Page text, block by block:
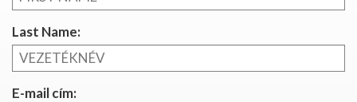
Last Name:
E-mail cím: